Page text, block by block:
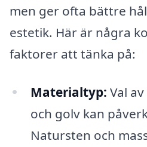
men ger ofta bättre
estetik. Här är några
faktorer att tänka på:
Materialtyp: Val
och golv kan
Natursten och